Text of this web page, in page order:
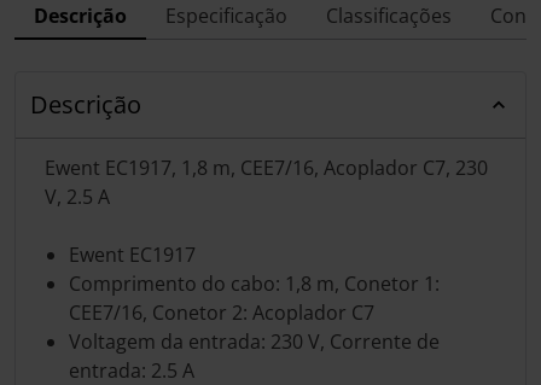
Descrição Especificação Classificações
Descrição
Ewent EC1917, 1,8 m, CEE7/16, Acoplador C7, 230
V, 2.5 A
Ewent EC1917
Comprimento do cabo: 1,8 m, Conetor 1:
CEE7/16, Conetor 2: Acoplador C7
Voltagem da entrada: 230 V, Corrente de
entrada: 2.5 A